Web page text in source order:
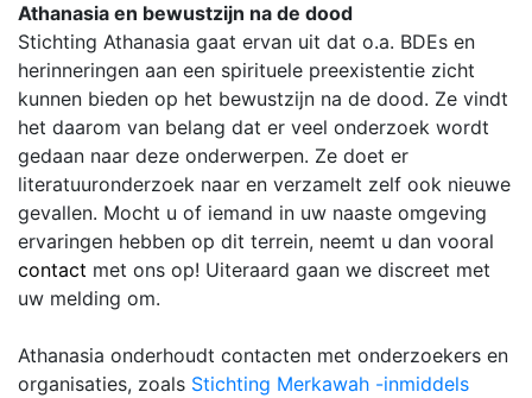
Athanasia en bewustzijn na de dood
Stichting Athanasia gaat ervan uit dat o.a. BDEs en
herinneringen aan een spirituele preexistentie zicht
kunnen bieden op het bewustzijn na de dood. Ze vindt
het daarom van belang dat er veel onderzoek wordt
gedaan naar deze onderwerpen. Ze doet er
literatuuronderzoek naar en verzamelt zelf ook nieuwe
gevallen. Mocht u of iemand in uw naaste omgeving
ervaringen hebben op dit terrein, neemt u dan vooral
contact met ons op! Uiteraard gaan we discreet met
uw melding om.
Athanasia onderhoudt contacten met onderzoekers en
organisaties, zoals Stichting Merkawah -inmiddels